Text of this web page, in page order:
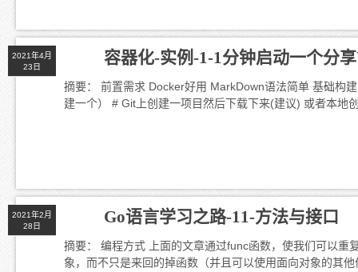
2021年4月
23日
容器化-实例-1-1分钟启动一个分
摘要： 前置需求 Docker好用 MarkDown语法简单 基础构
建一个） # Git上创建一项目然后下载下来(建议) 或者本
2021年2月
28日
Go语言学习之路-11-方法与接口
摘要： 编程方式 上面的文章通过func函数，使我们可以重
象，而不只是来回的掉函数（并且可以使用面向对象的其